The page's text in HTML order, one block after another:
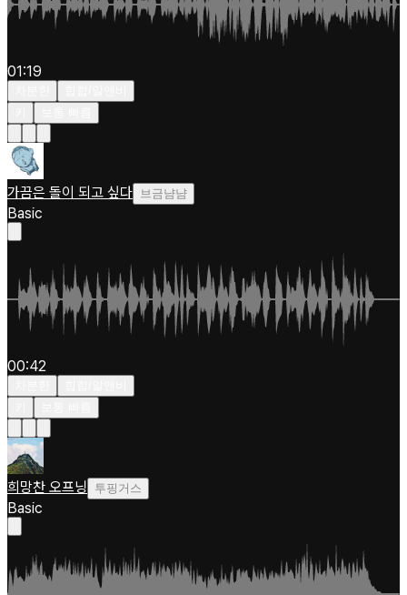
01:19
가끔은 돌이 되고 싶다 브금냠냠
Basic
00:42
희망찬 오프닝 투핑거스
Basic